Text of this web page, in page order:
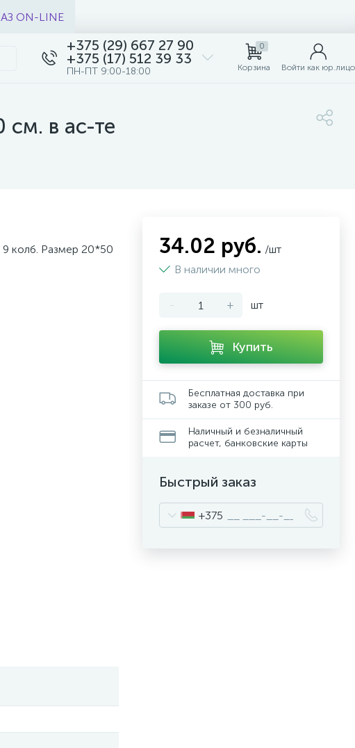
ON-LINE
+375 (29) 667 27 90
+375 (17) 512 39 33
ПН-ПТ 9:00-18:00
0
Корзина Войти как юр.лицо
см. в ас-те
колб. Размер 20*50
34.02 руб. /шт
В наличии много
- + шт
Купить
Бесплатная доставка при
заказе от 300 руб.
Наличный и безналичный
расчет, банковские карты
Быстрый заказ
+375